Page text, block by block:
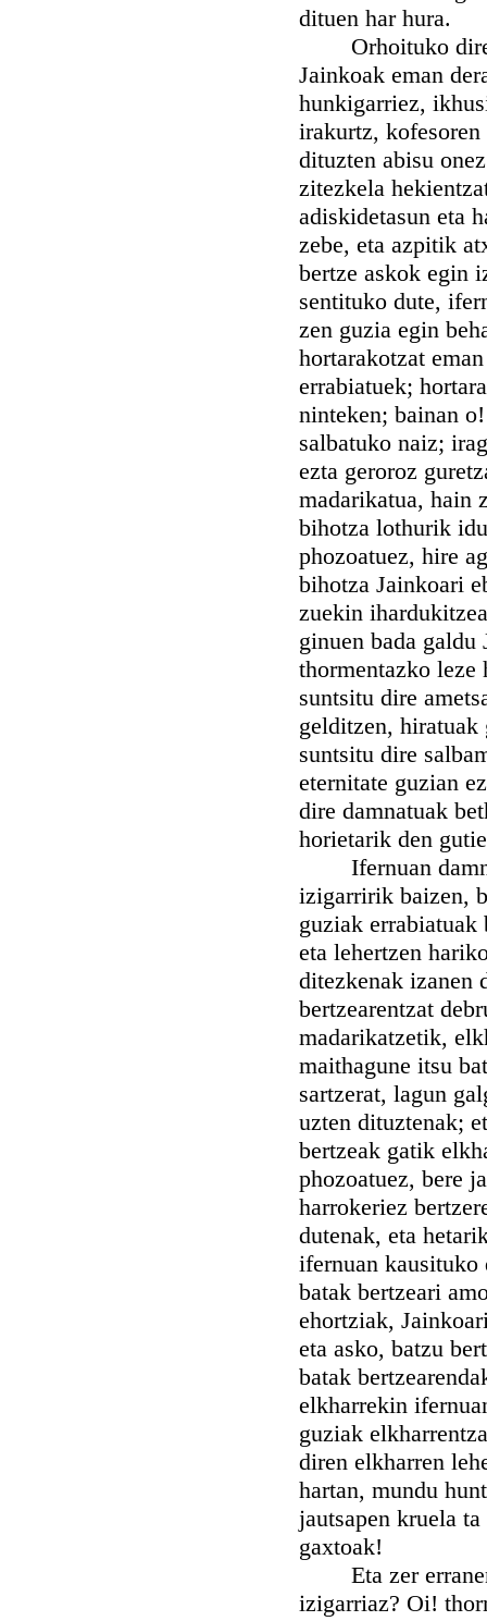
dituen har hura.
Orhoituko dire
Jainkoak eman
hunkigarriez,
irakurtz,
dituzten abisu
zitezkela
adiskidetasun eta
zebe, eta azpitik
bertze askok egin
sentituko dute,
zen guzia egin
hortarakotzat
errabiatuek;
ninteken; bainan
salbatuko naiz;
ezta geroroz
madarikatua, hain
bihotza lothurik
phozoatuez, hire
bihotza Jainkoari
zuekin
ginuen bada galdu
thormentazko
suntsitu dire
gelditzen, hiratuak
suntsitu dire
eternitate guzian
dire damnatuak
horietarik den
Ifernuan
izigarririk baizen,
guziak errabiatuak
eta lehertzen
ditezkenak izanen
bertzearentzat
madarikatzetik,
maithagune itsu
sartzerat, lagun
uzten dituztenak;
bertzeak gatik
phozoatuez, bere
harrokeriez
dutenak, eta
ifernuan kausituko
batak bertzeari
ehortziak,
eta asko, batzu
batak
elkharrekin
guziak
diren elkharren
hartan, mundu
jautsapen kruela
gaxtoak!
Eta zer erranen
izigarriaz? Oi!